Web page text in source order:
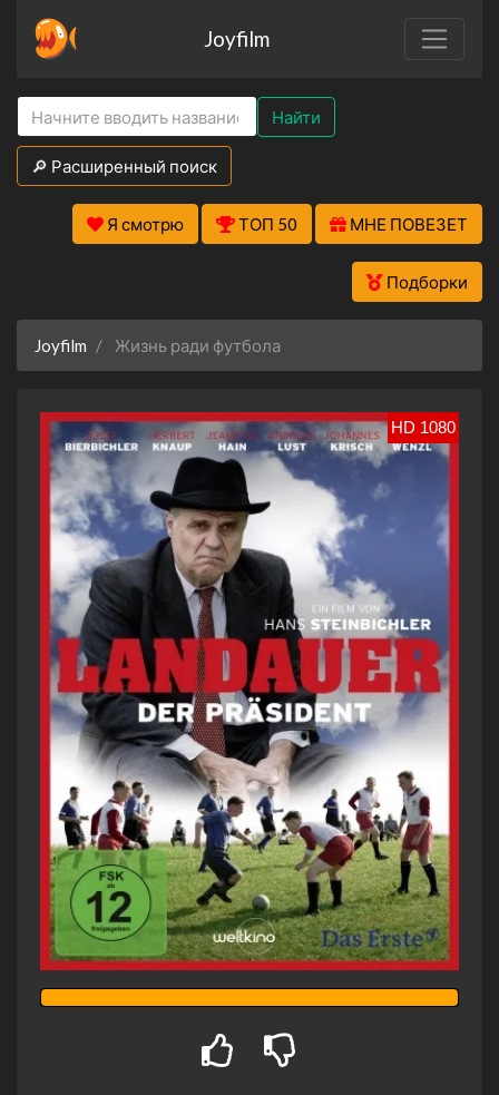
Joyfilm
Найти
🔎 Расширенный поиск
Я смотрю ТОП 50 МНЕ ПОВЕЗЕТ
Подборки
Joyfilm Жизнь ради футбола
HD 1080